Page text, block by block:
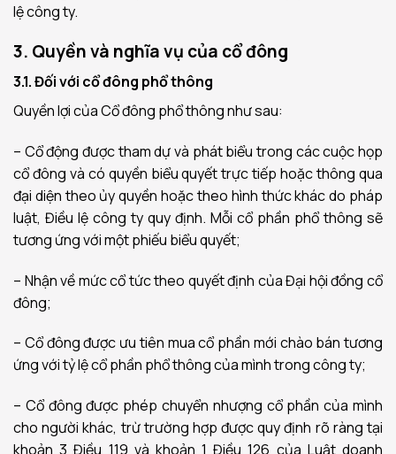
lệ công ty.
3. Quyền và nghĩa vụ của cổ đông
3.1. Đối với cổ đông phổ thông
Quyền lợi của Cổ đông phổ thông như sau:
– Cổ động được tham dự và phát biểu trong các cuộc họp
cổ đông và có quyền biểu quyết trực tiếp hoặc thông qua
đại diện theo ủy quyền hoặc theo hình thức khác do pháp
luật, Điều lệ công ty quy định. Mỗi cổ phần phổ thông sẽ
tương ứng với một phiếu biểu quyết;
– Nhận về mức cổ tức theo quyết định của Đại hội đồng cổ
đông;
– Cổ đông được ưu tiên mua cổ phần mới chào bán tương
ứng với tỷ lệ cổ phần phổ thông của mình trong công ty;
– Cổ đông được phép chuyển nhượng cổ phần của mình
cho người khác, trừ trường hợp được quy định rõ ràng tại
khoản 3 Điều 119 và khoản 1 Điều 126 của Luật doanh